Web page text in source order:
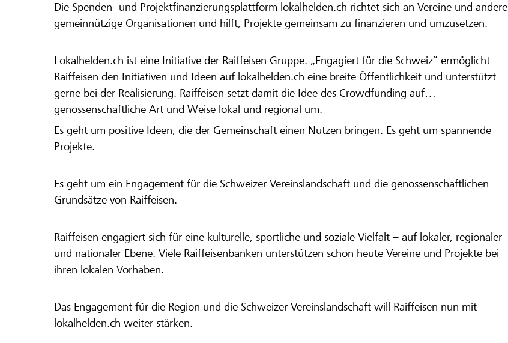
Die Spenden- und Projektfinanzierungsplattform lokalhelden.ch richtet sich an Vereine und andere
gemeinnützige Organisationen und hilft, Projekte gemeinsam zu finanzieren und umzusetzen.
Lokalhelden.ch ist eine Initiative der Raiffeisen Gruppe. „Engagiert für die Schweiz“ ermöglicht
Raiffeisen den Initiativen und Ideen auf lokalhelden.ch eine breite Öffentlichkeit und unterstützt
gerne bei der Realisierung. Raiffeisen setzt damit die Idee des Crowdfunding auf
genossenschaftliche Art und Weise lokal und regional um.
Es geht um positive Ideen, die der Gemeinschaft einen Nutzen bringen. Es geht um spannende
Projekte.
Es geht um ein Engagement für die Schweizer Vereinslandschaft und die genossenschaftlichen
Grundsätze von Raiffeisen.
Raiffeisen engagiert sich für eine kulturelle, sportliche und soziale Vielfalt – auf lokaler, regionaler
und nationaler Ebene. Viele Raiffeisenbanken unterstützen schon heute Vereine und Projekte bei
ihren lokalen Vorhaben.
Das Engagement für die Region und die Schweizer Vereinslandschaft will Raiffeisen nun mit
lokalhelden.ch weiter stärken.